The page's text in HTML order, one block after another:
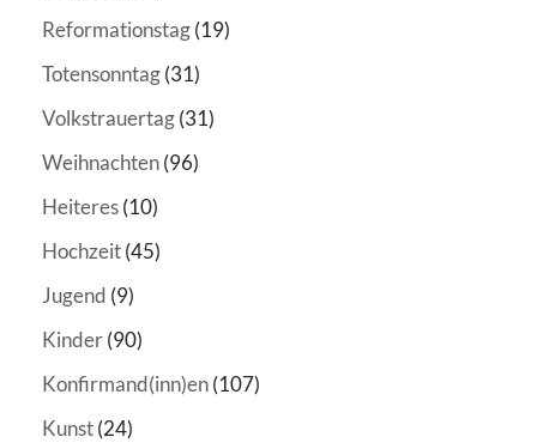
Reformationstag(19)
Totensonntag(31)
Volkstrauertag(31)
Weihnachten(96)
Heiteres(10)
Hochzeit(45)
Jugend (9)
Kinder(90)
Konfirmand(inn)en(107)
Kunst(24)